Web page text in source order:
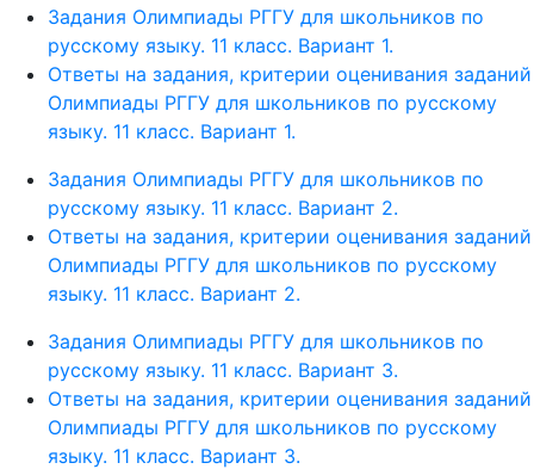
Задания Олимпиады РГГУ для школьников по
русскому языку. 11 класс. Вариант 1.
Ответы на задания, критерии оценивания заданий
Олимпиады РГГУ для школьников по русскому
языку. 11 класс. Вариант 1.
Задания Олимпиады РГГУ для школьников по
русскому языку. 11 класс. Вариант 2.
Ответы на задания, критерии оценивания заданий
Олимпиады РГГУ для школьников по русскому
языку. 11 класс. Вариант 2.
Задания Олимпиады РГГУ для школьников по
русскому языку. 11 класс. Вариант 3.
Ответы на задания, критерии оценивания заданий
Олимпиады РГГУ для школьников по русскому
языку. 11 класс. Вариант 3.